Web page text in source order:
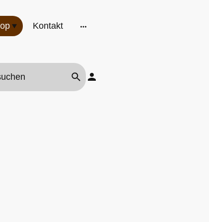
Kontakt